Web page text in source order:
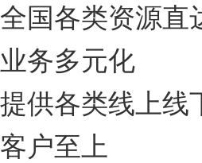
全国各类资源直
业务多元化
提供各类线上线
客户至上